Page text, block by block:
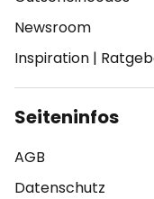
Newsroom
Inspiration |
Seiteninfos
AGB
Datenschutz